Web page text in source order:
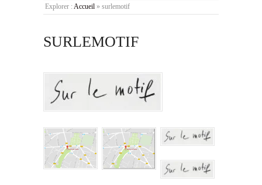
Explorer : Accueil » surlemotif
SURLEMOTIF